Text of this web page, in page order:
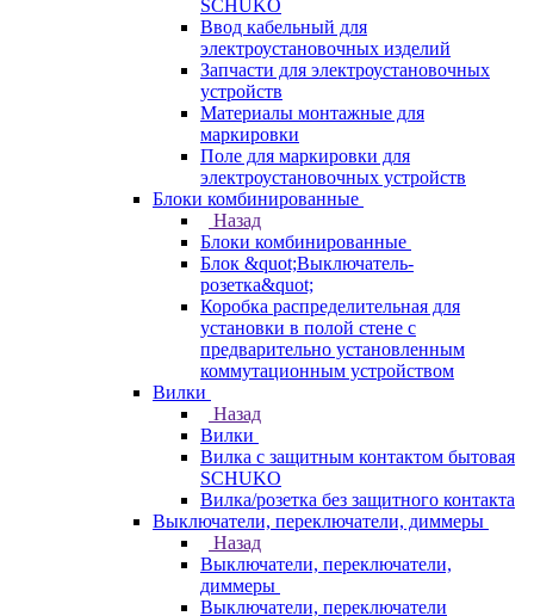
SCHUKO
Ввод кабельный для
электроустановочных изделий
Запчасти для электроустановочных
устройств
Материалы монтажные для
маркировки
Поле для маркировки для
электроустановочных устройств
Блоки комбинированные
Назад
Блоки комбинированные
Блок &quot;Выключатель-
розетка&quot;
Коробка распределительная для
установки в полой стене с
предварительно установленным
коммутационным устройством
Вилки
Назад
Вилки
Вилка с защитным контактом бытовая
SCHUKO
Вилка/розетка без защитного контакта
Выключатели, переключатели, диммеры
Назад
Выключатели, переключатели,
диммеры
Выключатели, переключатели